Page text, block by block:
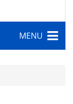
MENU